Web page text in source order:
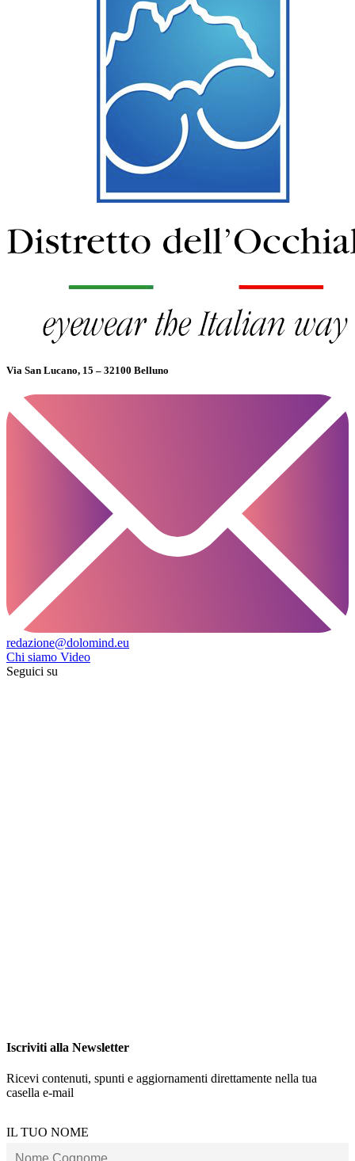
Via San Lucano, 15 – 32100 Belluno
redazione@dolomind.eu
Chi siamo Video
Seguici su
Iscriviti alla Newsletter
Ricevi contenuti, spunti e aggiornamenti direttamente nella tua
casella e-mail
IL TUO NOME